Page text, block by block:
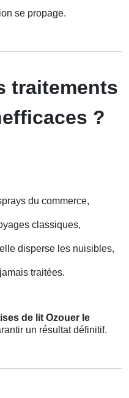
se propage.
traitements
?
du commerce,
classiques,
disperse les nuisibles,
traitées.
de lit Ozouer le
un résultat définitif.